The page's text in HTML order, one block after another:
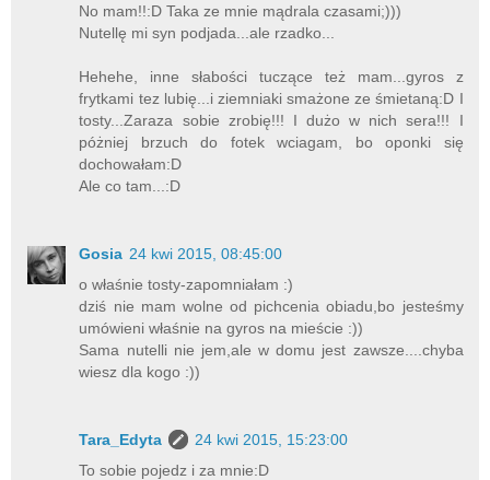
No mam!!:D Taka ze mnie mądrala czasami;)))
Nutellę mi syn podjada...ale rzadko...
Hehehe, inne słabości tuczące też mam...gyros z
frytkami tez lubię...i ziemniaki smażone ze śmietaną:D I
tosty...Zaraza sobie zrobię!!! I dużo w nich sera!!! I
póżniej brzuch do fotek wciagam, bo oponki się
dochowałam:D
Ale co tam...:D
Gosia 24 kwi 2015, 08:45:00
o właśnie tosty-zapomniałam :)
dziś nie mam wolne od pichcenia obiadu,bo jesteśmy
umówieni właśnie na gyros na mieście :))
Sama nutelli nie jem,ale w domu jest zawsze....chyba
wiesz dla kogo :))
Tara_Edyta
24 kwi 2015, 15:23:00
To sobie pojedz i za mnie:D